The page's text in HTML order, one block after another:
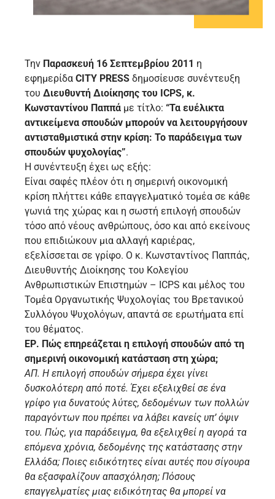
Την Παρασκευή 16 Σεπτεμβρίου 2011 η
εφημερίδα CITY PRESS δημοσίευσε συνέντευξη
του Διευθυντή Διοίκησης του ICPS, κ.
Κωνσταντίνου Παππά με τίτλο: “Τα ευέλικτα
αντικείμενα σπουδών μπορούν να λειτουργήσουν
αντισταθμιστικά στην κρίση: Το παράδειγμα των
σπουδών ψυχολογίας”.
Η συνέντευξη έχει ως εξής:
Είναι σαφές πλέον ότι η σημερινή οικονομική
κρίση πλήττει κάθε επαγγελματικό τομέα σε κάθε
γωνιά της χώρας και η σωστή επιλογή σπουδών
τόσο από νέους ανθρώπους, όσο και από εκείνους
που επιδιώκουν μια αλλαγή καριέρας,
εξελίσσεται σε γρίφο. Ο κ. Κωνσταντίνος Παππάς,
Διευθυντής Διοίκησης του Κολεγίου
Ανθρωπιστικών Επιστημών – ICPS και μέλος του
Τομέα Οργανωτικής Ψυχολογίας του Βρετανικού
Συλλόγου Ψυχολόγων, απαντά σε ερωτήματα επί
του θέματος.
ΕΡ. Πώς επηρεάζεται η επιλογή σπουδών από τη
σημερινή οικονομική κατάσταση στη χώρα;
ΑΠ. Η επιλογή σπουδών σήμερα έχει γίνει
δυσκολότερη από ποτέ. Έχει εξελιχθεί σε ένα
γρίφο για δυνατούς λύτες, δεδομένων των πολλών
παραγόντων που πρέπει να λάβει κανείς υπ’ όψιν
του. Πώς, για παράδειγμα, θα εξελιχθεί η αγορά τα
επόμενα χρόνια, δεδομένης της κατάστασης στην
Ελλάδα; Ποιες ειδικότητες είναι αυτές που σίγουρα
θα εξασφαλίζουν απασχόληση; Πόσους
επαγγελματίες μιας ειδικότητας θα μπορεί να